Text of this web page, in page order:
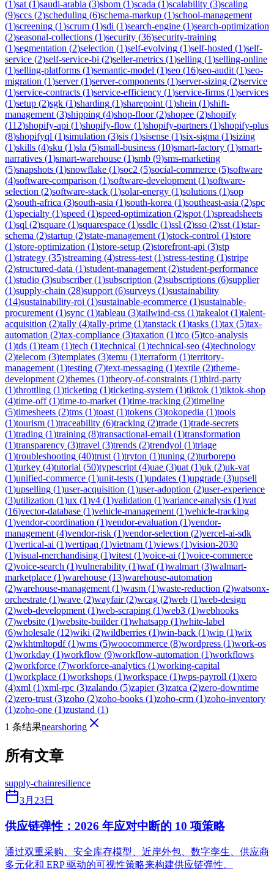
(1)sat (1)saudi-arabia (3)sbom (1)scada (1)scalability (3)scaling
(9)sccs (2)scheduling (6)schema-markup (1)school-management
(1)screening (1)scrum (1)sdi (1)search-engine (1)search-optimization
(2)seasonal-collections (1)security (36)security-training
(1)segmentation (2)selection (1)self-evolving (1)self-hosted (1)self-
service (2)self-service-bi (2)seller-metrics (1)selling (1)selling-online
(1)selling-platforms (1)semantic-model (1)seo (16)seo-audit (1)seo-
migration (1)server(1)server-components (1)server-sizing (2)service
(1)service-contracts (1)service-efficiency (1)service-firms (1)services
(1)setup (2)sgk (1)sharding (1)sharepoint (1)shein (1)shift-
management (3)shipping (4)shop-floor(2)shopee (2)shopify
(112)shopify-api (1)shopify-flow (1)shopify-partners (1)shopify-plus
(8)shopifyql (1)simulation (3)sis (1)sisense (1)six-sigma (1)sizing
(1)skills (4)sku (1)sla (5)small-business (10)smart-factory (1)smart-
narratives (1)smart-warehouse (1)smb (9)sms-marketing
(5)snapshots (1)snowflake (1)soc2 (5)social-commerce (5)software
(4)software-comparison (1)software-development (1)software-
selection (2)software-stack (1)solar-energy (1)solutions (1)sop
(2)south-africa (3)south-asia (1)south-korea (1)southeast-asia (2)spc
(1)specialty (1)speed (1)speed-optimization (2)spot (1)spreadsheets
(1)sql (2)square (1)squarespace (1)ssdlc (1)ssl (2)sso (2)sst (1)star-
schema (2)startup (2)state-management (1)stock-control (1)store
(1)store-optimization (1)store-setup (2)storefront-api (3)stp
(1)strategy (35)streaming (4)stress-test (1)stress-testing (1)stripe
(2)structured-data (1)student-management (2)student-performance
(1)studio (3)subscriber(1)subscription (2)subscriptions (6)supplier
(1)supply-chain (28)support (6)surveys (1)sustainability
(14)sustainability-roi (1)sustainable-ecommerce (1)sustainable-
procurement (1)sync (1)tableau (3)tailwind-css (1)takealot (1)talent-
acquisition (2)tally (4)tally-prime (1)tanstack (1)tasks (1)tax (5)tax-
automation (2)tax-compliance (3)taxation (1)tco (5)tco-analysis
(1)tds (1)team (1)tech (1)technical (1)technical-seo (4)technology
(2)telecom (3)templates (3)temu (1)terraform (1)territory-
management (1)testing (7)text-messaging (1)textile (2)theme-
development (2)themes (1)theory-of-constraints (1)third-party
(1)throttling (1)ticketing (1)ticketing-system (1)tiktok (1)tiktok-shop
(4)time-off(1)time-to-market (1)time-tracking (2)timeline
(5)timesheets (2)tms (1)toast (1)tokens (3)tokopedia (1)tools
(1)tourism (1)traceability (6)tracking (2)trade (1)trade-secrets
(1)trading (1)training (8)transactional-email (1)transformation
(1)transparency (3)travel (3)trends (2)trendyol (1)triage
(1)troubleshooting (40)trust (1)tryton (1)tuning (2)turborepo
(1)turkey (4)tutorial (50)typescript (4)uae (3)uat (1)uk (2)uk-vat
(1)unified-commerce (1)unit-tests (1)updates (1)upgrade (3)upsell
(1)upselling (1)user-acquisition (1)user-adoption (2)user-experience
(3)utilization (1)ux (1)v4 (1)validation (1)variance-analysis (1)vat
(16)vector-database (1)vehicle-management (1)vehicle-tracking
(1)vendor-coordination (1)vendor-evaluation (1)vendor-
management (4)vendor-risk (1)vendor-selection (2)vercel-ai-sdk
(1)vertical-ai (1)vertipaq (1)vietnam (1)views (1)vision-2030
(1)visual-merchandising (1)vitest (1)voice-ai (1)voice-commerce
(2)voice-search (1)vulnerability (1)waf(1)walmart (3)walmart-
marketplace (1)warehouse (13)warehouse-automation
(2)warehouse-management (1)wasm (1)waste-reduction (2)watsonx-
orchestrate (1)wave (2)wayfair(2)wcag (2)web (1)web-design
(2)web-development (1)web-scraping (1)web3 (1)webhooks
(7)website (1)website-builder(1)whatsapp (1)white-label
(6)wholesale (12)wiki (2)wildberries (1)win-back (1)wip (1)wix
(2)wkhtmltopdf(1)wms (5)woocommerce (8)wordpress (1)work-os
(1)workday (1)workflow (9)workflow-automation (1)workflows
(2)workforce (7)workforce-analytics (1)working-capital
(1)workplace (1)workshops (1)workspace (1)wps-payroll (1)xero
(4)xml (1)xml-rpc (3)zalando (5)zapier(3)zatca (2)zero-downtime
(2)zero-trust (3)zoho (2)zoho-books (1)zoho-crm (1)zoho-inventory
(1)zoho-one (1)zustand (1)
1 条结果nearshoring
所有文章
supply-chainresilience
3月23日
供应链弹性：2026 年应对中断的 10 项策略
通过双重采购、安全库存模型、近岸外包、数字孪生、供应商
多元化和 ERP 驱动的可视性策略来构建供应链弹性。